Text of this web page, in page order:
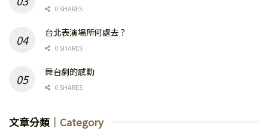
0 SHARES
台北表演場所何處去？
0 SHARES
舞台劇的感動
0 SHARES
文章分類 ｜Category